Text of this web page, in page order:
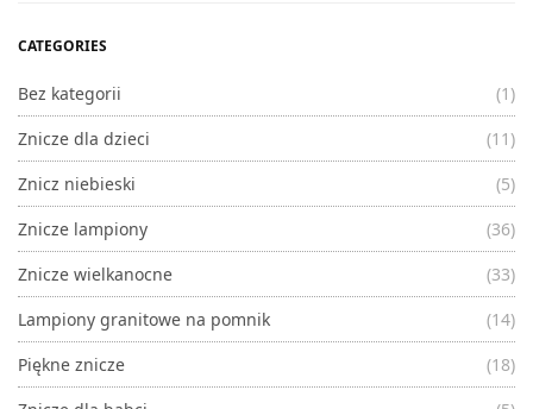
CATEGORIES
Bez kategorii
(1)
Znicze dla dzieci
(11)
Znicz niebieski
(5)
Znicze lampiony
(36)
Znicze wielkanocne
(33)
Lampiony granitowe na pomnik
(14)
Piękne znicze
(18)